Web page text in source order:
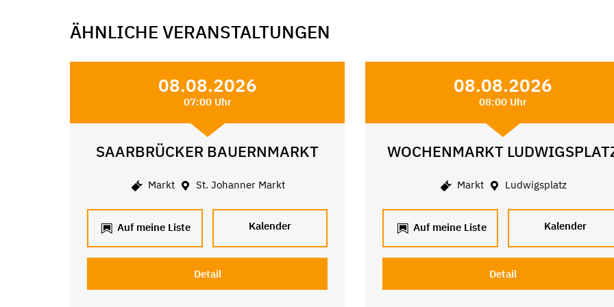
ÄHNLICHE VERANSTALTUNGEN
08.08.2026
07:00 Uhr
SAARBRÜCKER BAUERNMARKT
Markt St. Johanner Markt
Auf meine Liste Kalender
Detail
08.08.2026
08:00 Uhr
WOCHENMARKT
Markt Ludwigsplatz
Auf meine Liste Kalender
Detail